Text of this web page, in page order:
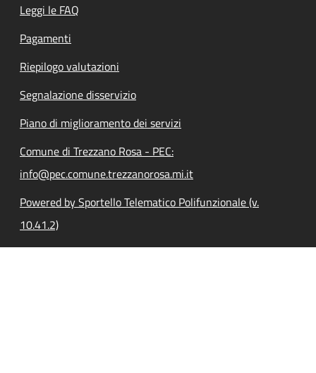
Leggi le FAQ
Pagamenti
Riepilogo valutazioni
Segnalazione disservizio
Piano di miglioramento dei servizi
Comune di Trezzano Rosa - PEC:
info@pec.comune.trezzanorosa.mi.it
Powered by Sportello Telematico Polifunzionale (v.
10.41.2)